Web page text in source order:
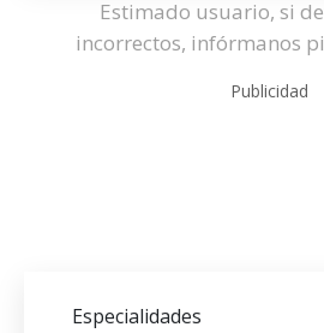
Estimado usuario, si
incorrectos, infórmanos
Publicidad
Especialidades